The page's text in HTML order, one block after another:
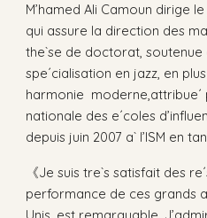
M’hamed Ali Camoun dirige le
qui assure la direction des
the`se de doctorat, soutenue
spe´cialisation en jazz, en
harmonie moderne,attribue´
nationale des e´coles
depuis juin 2007 a` l’ISM en
《Je suis tre`s satisfait des
performance de ces grands